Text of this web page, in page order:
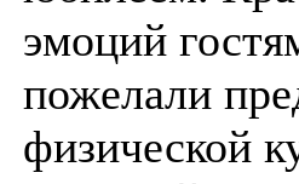
эмоций
пожелали
физической